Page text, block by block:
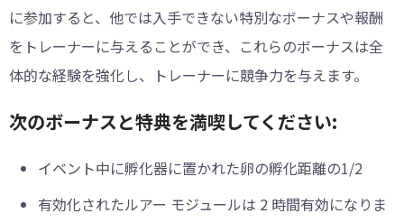
に参加すると、他では入手できない特別なボーナスや報酬
をトレーナーに与えることができ、これらのボーナスは全
体的な経験を強化し、トレーナーに競争力を与えます。
次のボーナスと特典を満喫してください:
イベント中に孵化器に置かれた卵の孵化距離の1/2
有効化されたルアー モジュールは 2 時間有効になりま